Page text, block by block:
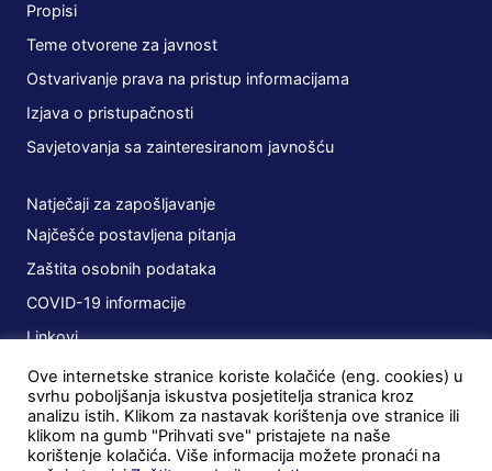
Propisi
Teme otvorene za javnost
Ostvarivanje prava na pristup informacijama
Izjava o pristupačnosti
Savjetovanja sa zainteresiranom javnošću
Natječaji za zapošljavanje
Najčešće postavljena pitanja
Zaštita osobnih podataka
COVID-19 informacije
Linkovi
Planovi
Javna nabava
Ugovori
Ove internetske stranice koriste kolačiće (eng. cookies) u
svrhu poboljšanja iskustva posjetitelja stranica kroz
analizu istih. Klikom za nastavak korištenja ove stranice ili
klikom na gumb "Prihvati sve" pristajete na naše
korištenje kolačića. Više informacija možete pronaći na